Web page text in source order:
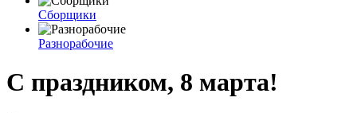
Сборщики
Разнорабочие
С праздником, 8 марта!